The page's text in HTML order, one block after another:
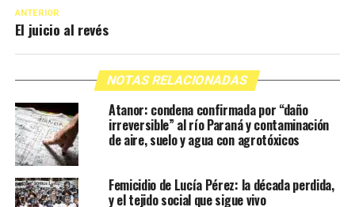
ANTERIOR
El juicio al revés
NOTAS RELACIONADAS
Atanor: condena confirmada por “daño
irreversible” al río Paraná y contaminación
de aire, suelo y agua con agrotóxicos
Femicidio de Lucía Pérez: la década perdida,
y el tejido social que sigue vivo